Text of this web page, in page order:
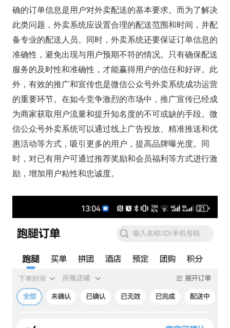
确的订单信息是用户对外卖配送的基本要求。而为了解决
此类问题，外卖系统应设置合理的配送范围和时间，并配
备专业的配送人员。同时，外卖系统还要保证订单信息的
准确性，避免出现与用户预期不符的情况。只有确保配送
服务的及时性和准确性，才能赢得用户的信任和好评。此
外，有效的推广和宣传也是微信公众号外卖系统成功运营
的重要环节。在如今竞争激烈的市场中，推广宣传已经成
为商家获取用户流量和提升知名度的不可或缺的手段。微
信公众号外卖系统可以通过线上广告投放、精准推送和优
惠活动等方式，吸引更多的用户，提高品牌曝光度。同
时，对已有用户可通过推荐奖励和会员福利等方式进行激
励，增加用户粘性和忠诚度。